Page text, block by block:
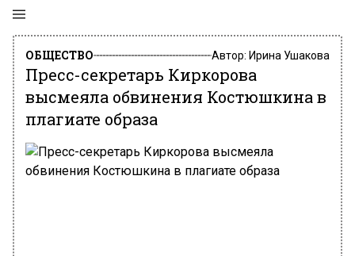
ОБЩЕСТВО Автор: Ирина Ушакова
Пресс-секретарь Киркорова
высмеяла обвинения Костюшкина в
плагиате образа